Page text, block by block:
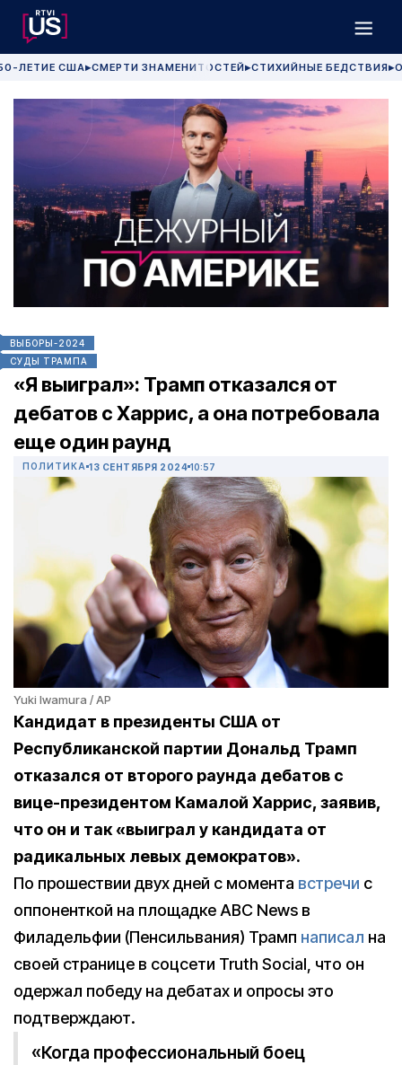
ЛЕТИЕ США▶СМЕРТИ ЗНАМЕНИТОСТЕЙ▶СТИХИЙНЫЕ БЕДСТВИЯ▶
ВЫБОРЫ-2024
СУДЫ ТРАМПА
«Я выиграл»: Трамп отказался от
дебатов с Харрис, а она потребовала
еще один раунд
ПОЛИТИКА 13 СЕНТЯБРЯ 2024 10:57
Yuki Iwamura / AP
Кандидат в президенты США от
Республиканской партии Дональд Трамп
отказался от второго раунда дебатов с
вице-президентом Камалой Харрис, заявив,
что он и так «выиграл у кандидата от
радикальных левых демократов».
По прошествии двух дней с момента встречи с
оппоненткой на площадке ABC News в
Филадельфии (Пенсильвания) Трамп написал на
своей странице в соцсети Truth Social, что он
одержал победу на дебатах и опросы это
подтверждают.
«Когда профессиональный боец